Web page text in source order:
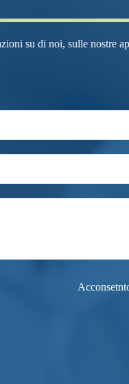
su di noi, sulle nostre